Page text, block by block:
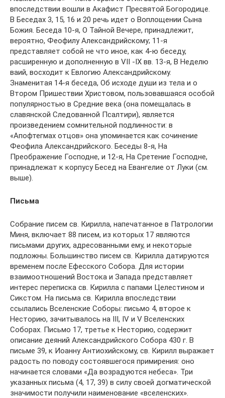
впоследствии вошли в Акафист Пресвятой Богородице.
В Беседах 3, 15, 16 и 20 речь идет о Воплощении Сына
Божия. Беседа 10-я, О Тайной Вечере, принадлежит,
вероятно, Феофилу Александрийскому; 11-я
представляет собой не что иное, как 4-ю беседу,
расширенную и дополненную в VII -IX вв. 13-я, В Неделю
ваий, восходит к Евлогию Александрийскому.
Знаменитая 14-я беседа, Об исходе души из тела и о
Втором Пришествии Христовом, пользовавшаяся особой
популярностью в Средние века (она помещалась в
славянской Следованной Псалтири), является
произведением сомнительной подлинности: в
«Апофтегмах отцов» она упоминается как сочинение
Феофила Александрийского. Беседы 8-я, На
Преображение Господне, и 12-я, На Сретение Господне,
принадлежат к корпусу Бесед на Евангелие от Луки (см.
выше).
Письма
Собрание писем св. Кирилла, напечатанное в Патрологии
Миня, включает 88 писем, из которых 17 являются
письмами других, адресованными ему, и некоторые
подложны. Большинство писем св. Кирилла датируются
временем после Ефесского Собора. Для истории
взаимоотношений Востока и Запада представляет
интерес переписка св. Кирилла с папами Целестином и
Сикстом. На письма св. Кирилла впоследствии
ссылались Вселенские Соборы: письмо 4, второе к
Несторию, зачитывалось на III, IV и V Вселенских
Соборах. Письмо 17, третье к Несторию, содержит
описание деяний Александрийского Собора 430 г. В
письме 39, к Иоанну Антиохийскому, св. Кирилл выражает
радость по поводу состоявшегося примирения: оно
начинается словами «Да возрадуются небеса». Три
указанных письма (4, 17, 39) в силу своей догматической
значимости получили наименование «вселенских».